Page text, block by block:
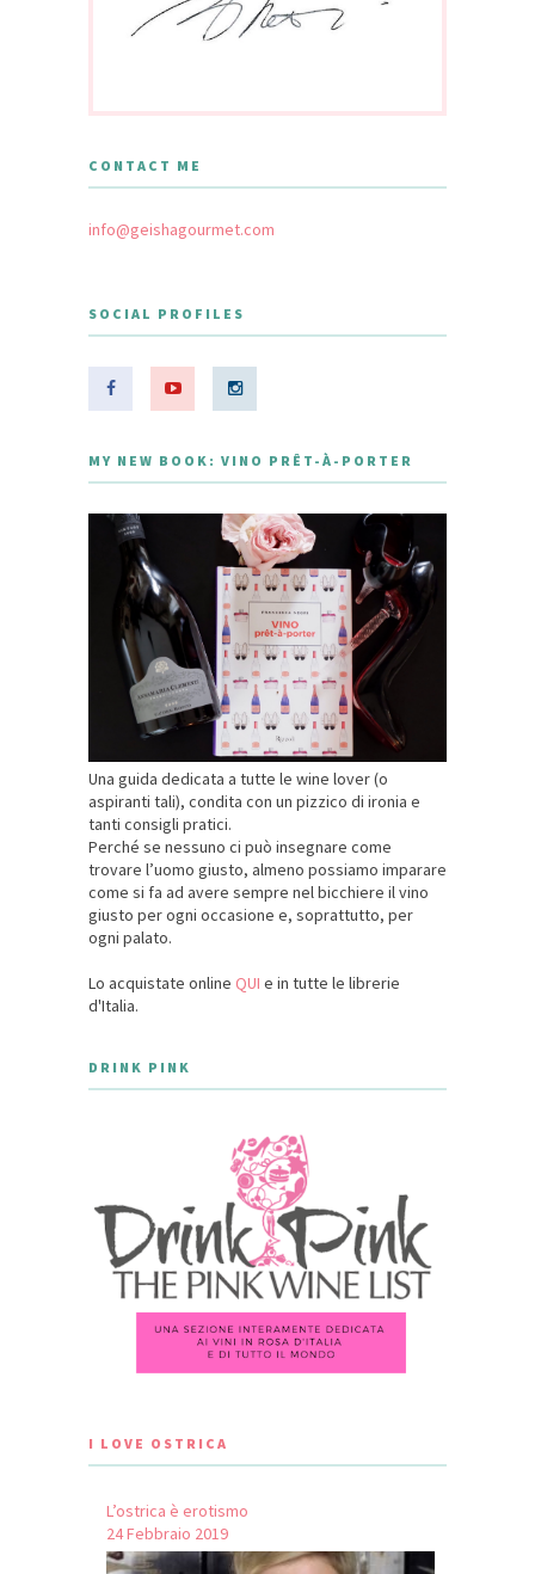
CONTACT ME
info@geishagourmet.com
SOCIAL PROFILES
MY NEW BOOK: VINO PRÊT-À-PORTER
Una guida dedicata a tutte le wine lover (o
aspiranti tali), condita con un pizzico di ironia e
tanti consigli pratici.
Perché se nessuno ci può insegnare come
trovare l’uomo giusto, almeno possiamo imparare
come si fa ad avere sempre nel bicchiere il vino
giusto per ogni occasione e, soprattutto, per
ogni palato.
Lo acquistate online QUI e in tutte le librerie
d'Italia.
DRINK PINK
I LOVE OSTRICA
L’ostrica è erotismo
24 Febbraio 2019